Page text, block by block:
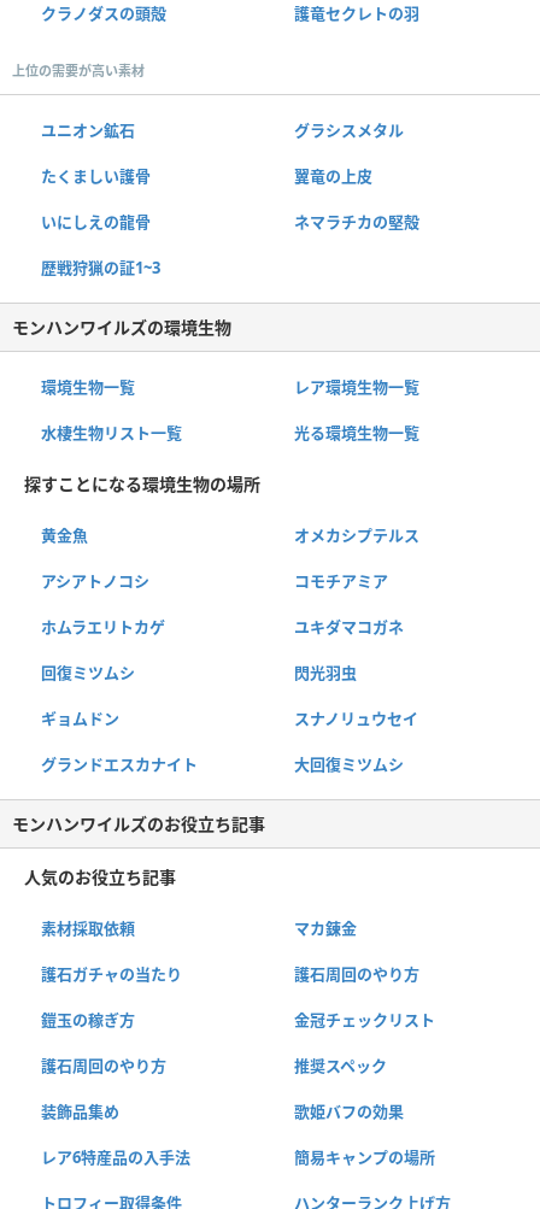
クラノダスの頭殻 護竜セクレトの羽
上位の需要が高い素材
ユニオン鉱石 グラシスメタル
たくましい護骨 翼竜の上皮
いにしえの龍骨 ネマラチカの堅殻
歴戦狩猟の証1~3
モンハンワイルズの環境生物
環境生物一覧 レア環境生物一覧
水棲生物リスト一覧 光る環境生物一覧
探すことになる環境生物の場所
黄金魚 オメカシプテルス
アシアトノコシ コモチアミア
ホムラエリトカゲ ユキダマコガネ
回復ミツムシ 閃光羽虫
ギョムドン スナノリュウセイ
グランドエスカナイト 大回復ミツムシ
モンハンワイルズのお役立ち記事
人気のお役立ち記事
素材採取依頼 マカ錬金
護石ガチャの当たり 護石周回のやり方
鎧玉の稼ぎ方 金冠チェックリスト
護石周回のやり方 推奨スペック
装飾品集め 歌姫バフの効果
レア6特産品の入手法 簡易キャンプの場所
トロフィー取得条件 ハンターランク上げ方